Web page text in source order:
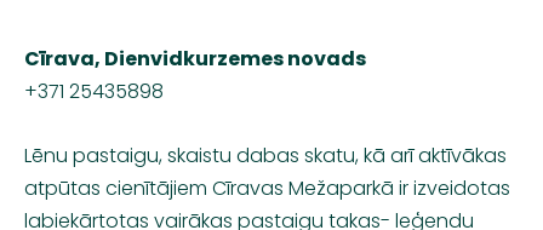
Cīrava, Dienvidkurzemes novads
+371 25435898
Lēnu pastaigu, skaistu dabas skatu, kā arī aktīvākas
atpūtas cienītājiem Cīravas Mežaparkā ir izveidotas
labiekārtotas vairākas pastaigu takas- leģendu